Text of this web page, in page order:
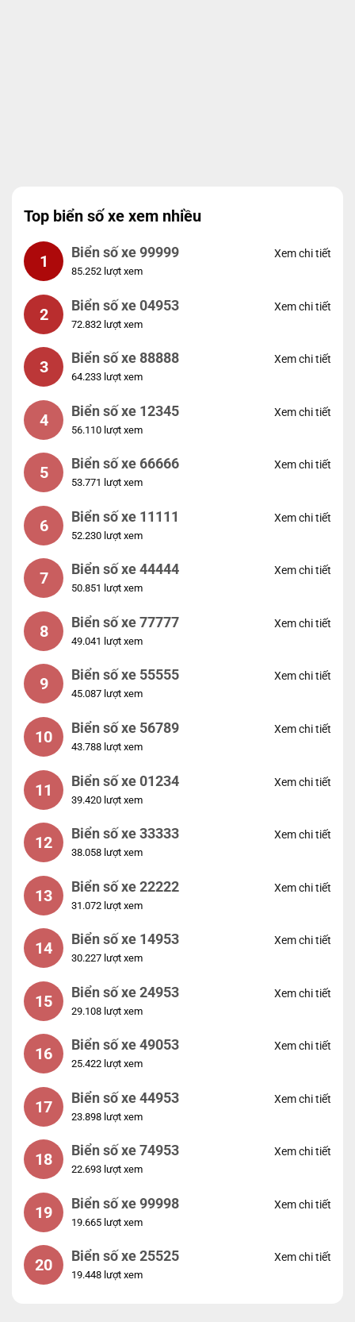
Top biển số xe xem nhiều
1 Biển số xe 99999
85.252 lượt xem
Xem chi tiết
2 Biển số xe 04953
72.832 lượt xem
Xem chi tiết
3 Biển số xe 88888
64.233 lượt xem
Xem chi tiết
4 Biển số xe 12345
56.110 lượt xem
Xem chi tiết
5 Biển số xe 66666
53.771 lượt xem
Xem chi tiết
6 Biển số xe 11111
52.230 lượt xem
Xem chi tiết
7 Biển số xe 44444
50.851 lượt xem
Xem chi tiết
8 Biển số xe 77777
49.041 lượt xem
Xem chi tiết
9 Biển số xe 55555
45.087 lượt xem
Xem chi tiết
10 Biển số xe 56789
43.788 lượt xem
Xem chi tiết
11 Biển số xe 01234
39.420 lượt xem
Xem chi tiết
12 Biển số xe 33333
38.058 lượt xem
Xem chi tiết
13 Biển số xe 22222
31.072 lượt xem
Xem chi tiết
14 Biển số xe 14953
30.227 lượt xem
Xem chi tiết
15 Biển số xe 24953
29.108 lượt xem
Xem chi tiết
16 Biển số xe 49053
25.422 lượt xem
Xem chi tiết
17 Biển số xe 44953
23.898 lượt xem
Xem chi tiết
18 Biển số xe 74953
22.693 lượt xem
Xem chi tiết
19 Biển số xe 99998
19.665 lượt xem
Xem chi tiết
20 Biển số xe 25525
19.448 lượt xem
Xem chi tiết